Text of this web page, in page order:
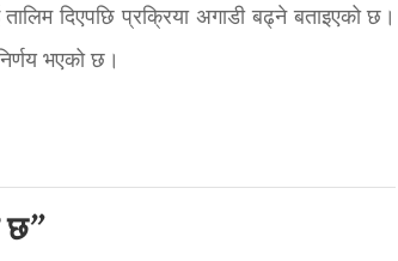
तालिम दिएपछि प्रक्रिया अगाडी बढ्ने बताइएको छ।
भएको छ।
छ”